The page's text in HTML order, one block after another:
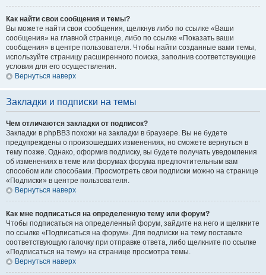
Как найти свои сообщения и темы?
Вы можете найти свои сообщения, щелкнув либо по ссылке «Ваши
сообщения» на главной странице, либо по ссылке «Показать ваши
сообщения» в центре пользователя. Чтобы найти созданные вами темы,
используйте страницу расширенного поиска, заполнив соответствующие
условия для его осуществления.
Вернуться наверх
Закладки и подписки на темы
Чем отличаются закладки от подписок?
Закладки в phpBB3 похожи на закладки в браузере. Вы не будете
предупреждены о произошедших изменениях, но сможете вернуться в
тему позже. Однако, оформив подписку, вы будете получать уведомления
об изменениях в теме или форумах форума предпочтительным вам
способом или способами. Просмотреть свои подписки можно на странице
«Подписки» в центре пользователя.
Вернуться наверх
Как мне подписаться на определенную тему или форум?
Чтобы подписаться на определенный форум, зайдите на него и щелкните
по ссылке «Подписаться на форум». Для подписки на тему поставьте
соответствующую галочку при отправке ответа, либо щелкните по ссылке
«Подписаться на тему» на странице просмотра темы.
Вернуться наверх